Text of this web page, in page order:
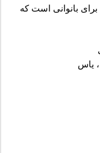
بانوانی است که
یاس